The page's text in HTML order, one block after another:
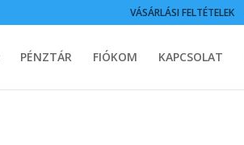
VÁSÁRLÁSI FELTÉTELEK
PÉNZTÁR FIÓKOM KAPCSOLAT